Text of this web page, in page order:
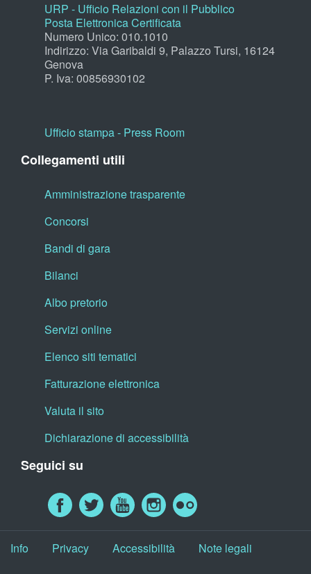
URP - Ufficio Relazioni con il Pubblico
Posta Elettronica Certificata
Numero Unico: 010.1010
Indirizzo: Via Garibaldi 9, Palazzo Tursi, 16124
Genova
P. Iva: 00856930102
Ufficio stampa - Press Room
Collegamenti utili
Amministrazione trasparente
Concorsi
Bandi di gara
Bilanci
Albo pretorio
Servizi online
Elenco siti tematici
Fatturazione elettronica
Valuta il sito
Dichiarazione di accessibilità
Seguici su
Info Privacy Accessibilità Note legali